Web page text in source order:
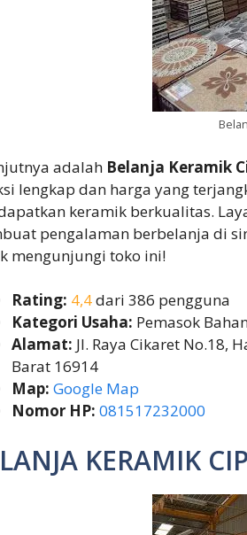
adalah Belanja Keramik
lengkap dan harga yang
keramik berkualitas.
pengalaman berbelanja di
mengunjungi toko ini!
Rating: 4,4dari 386 pengguna
Kategori Usaha: Pemasok
Alamat: Jl. Raya Cikaret No.18,
Barat 16914
Map: Google Map
Nomor HP: 081517232000
KERAMIK